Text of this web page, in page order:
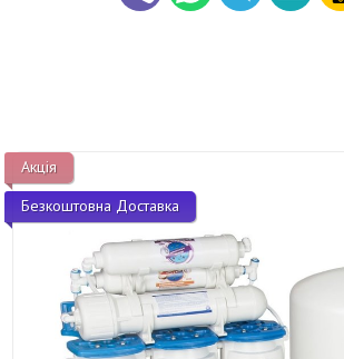
Акція
Безкоштовна Доставка